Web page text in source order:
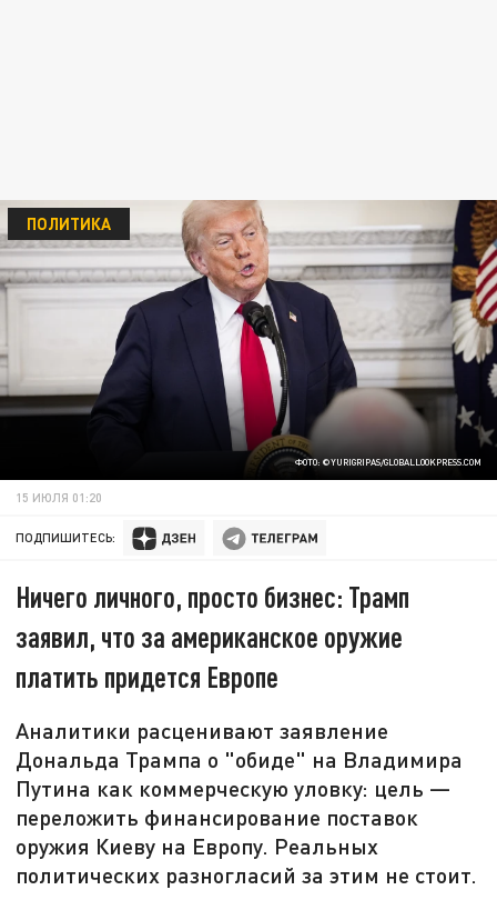
ФОТО: ©YURIGRIPAS/GLOBALLOOKPRESS.СOM
ПОЛИТИКА
15 ИЮЛЯ 01:20
ПОДПИШИТЕСЬ:
Ничего личного, просто бизнес: Трамп
заявил, что за американское оружие
платить придется Европе
Аналитики расценивают заявление
Дональда Трампа о "обиде" на Владимира
Путина как коммерческую уловку: цель —
переложить финансирование поставок
оружия Киеву на Европу. Реальных
политических разногласий за этим не стоит.